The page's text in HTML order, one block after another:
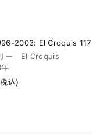
2003: El Croquis 117
ー El Croquis
込)